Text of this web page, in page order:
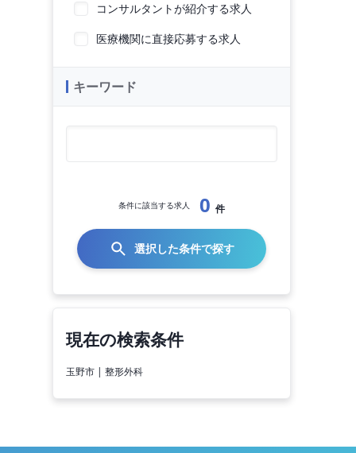
コンサルタントが紹介する求人
医療機関に直接応募する求人
キーワード
条件に該当する求人 0 件
選択した条件で探す
現在の検索条件
玉野市 | 整形外科